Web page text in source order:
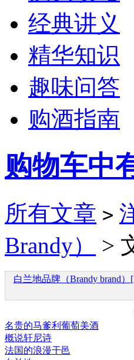
经典讲义
精华知识
趣味问答
购酒指南
购物车中
所有文章 >
Brandy）
>
白兰地品牌（Brandy brand）
名贵的马爹利葡萄美酒
概说轩尼诗
法国的浪漫干邑